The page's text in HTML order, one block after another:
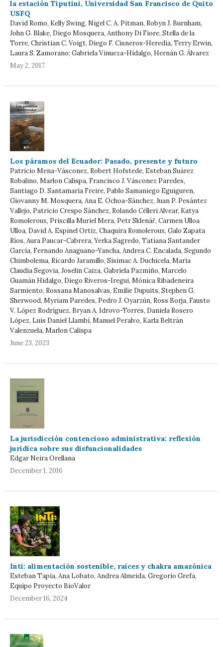
la estación Tiputini, Universidad San Francisco de Quito
USFQ
David Romo, Kelly Swing, Nigel C. A. Pitman, Robyn J. Burnham,
John G. Blake, Diego Mosquera, Anthony Di Fiore, Stella de la
Torre, Christian C. Voigt, Diego F. Cisneros-Heredia, Terry Erwin,
Laura S. Zamorano; Gabriela Vinueza-Hidalgo, Hernán G. Álvarez
May 2, 2017
Los páramos del Ecuador: Pasado, presente y futuro
Patricio Mena-Vásconez, Robert Hofstede, Esteban Suárez
Robalino, Marlon Calispa, Francisco J. Vásconez Paredes,
Santiago D. Santamaría Freire, Pablo Samaniego Eguiguren,
Giovanny M. Mosquera, Ana E. Ochoa-Sánchez, Juan P. Pesántez
Vallejo, Patricio Crespo Sánchez, Rolando Célleri Alvear, Katya
Romoleroux, Priscilla Muriel Mera, Petr Sklenář, Carmen Ulloa
Ulloa, David A. Espinel Ortiz, Chaquira Romoleroux, Galo Zapata
Ríos, Aura Paucar-Cabrera, Yerka Sagredo, Tatiana Santander
García, Fernando Anaguano-Yancha, Andrea C. Encalada, Segundo
Chimbolema, Ricardo Jaramillo, Sisimac A. Duchicela, María
Claudia Segovia, Joselin Caiza, Gabriela Pazmiño, Marcelo
Guamán Hidalgo, Diego Riveros-Iregui, Mónica Ribadeneira
Sarmiento, Rossana Manosalvas, Emilie Dupuits, Stephen G.
Sherwood, Myriam Paredes, Pedro J. Oyarzún, Ross Borja, Fausto
V. López Rodríguez, Bryan A. Idrovo-Torres, Daniela Rosero
López, Luis Daniel Llambí, Manuel Peralvo, Karla Beltrán
Valenzuela, Marlon Calispa
June 23, 2023
La jurisdicción contencioso administrativa: reflexión
jurídica sobre sus disfuncionalidades
Edgar Neira Orellana
December 1, 2016
Inti: alimentación sostenible, raíces y chakra amazónica
Esteban Tapia, Ana Lobato, Andrea Almeida, Gregorio Grefa,
Equipo Proyecto BioValor
December 16, 2024